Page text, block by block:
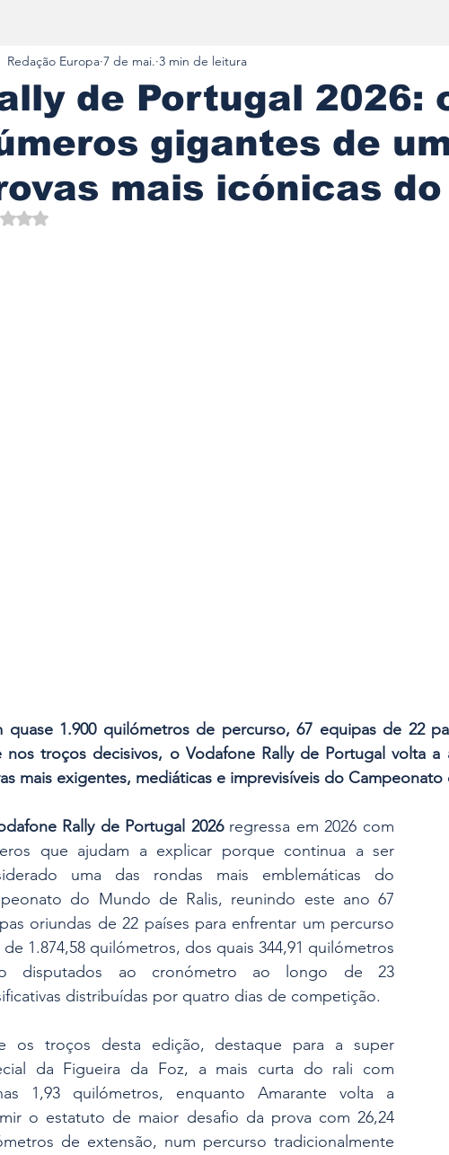
Lazer Aviação Motos
Componentes Gastronomia
Sobre Rodas
de Portugal 2026:
gigantes de
mais icónicas do
Redação Europa 7 de mai. 3 min de leitura
Avaliado com NaN de 5 estrelas.
quase 1.900 quilómetros de percurso, 67 equipas de 22
nos troços decisivos, o Vodafone Rally de Portugal volta a
mais exigentes, mediáticas e imprevisíveis do
Rally de Portugal 2026 regressa em 2026 com
que ajudam a explicar porque continua a ser
uma das rondas mais emblemáticas do
do Mundo de Ralis, reunindo este ano 67
oriundas de 22 países para enfrentar um percurso
1.874,58 quilómetros, dos quais 344,91 quilómetros
disputados ao cronómetro ao longo de 23
distribuídas por quatro dias de competição.
os troços desta edição, destaque para a super
da Figueira da Foz, a mais curta do rali com
1,93 quilómetros, enquanto Amarante volta a
o estatuto de maior desafio da prova com 26,24
de extensão, num percurso tradicionalmente